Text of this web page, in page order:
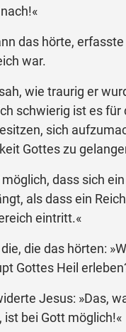
das hörte,
war.
wie traurig er
schwierig ist es für
sich
Gottes zu
dass sich
als dass ein
eintritt.«
die das hörten:
Gottes Heil
Jesus: »Das,
ist bei Gott möglich!«